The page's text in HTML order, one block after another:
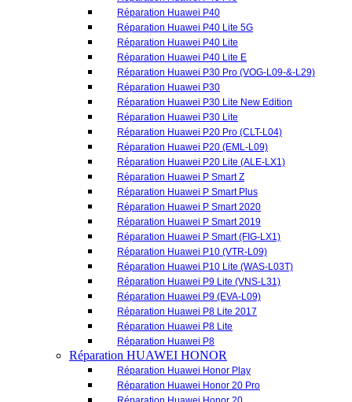
Réparation Huawei P20 Pro (CLT-L04)
Réparation Huawei P20 (EML-L09)
Réparation Huawei P20 Lite (ALE-LX1)
Réparation Huawei P Smart Z
Réparation Huawei P Smart Plus
Réparation Huawei P Smart 2020
Réparation Huawei P Smart 2019
Réparation Huawei P Smart (FIG-LX1)
Réparation Huawei P10 (VTR-L09)
Réparation Huawei P10 Lite (WAS-L03T)
Réparation Huawei P9 Lite (VNS-L31)
Réparation Huawei P9 (EVA-L09)
Réparation Huawei P8 Lite 2017
Réparation Huawei P8 Lite
Réparation Huawei P8
Réparation HUAWEI HONOR
Réparation Huawei Honor Play
Réparation Huawei Honor 20 Pro
Réparation Huawei Honor 20
Réparation Huawei Honor 20 Lite
Réparation Huawei Honor View 20
Réparation Huawei Honor View 10
Réparation Huawei Honor 10
Réparation Huawei Honor 10 Lite
Réparation Huawei Honor 9X
Réparation Huawei Honor 9
Réparation Huawei Honor 9 Lite (LLD-L31)